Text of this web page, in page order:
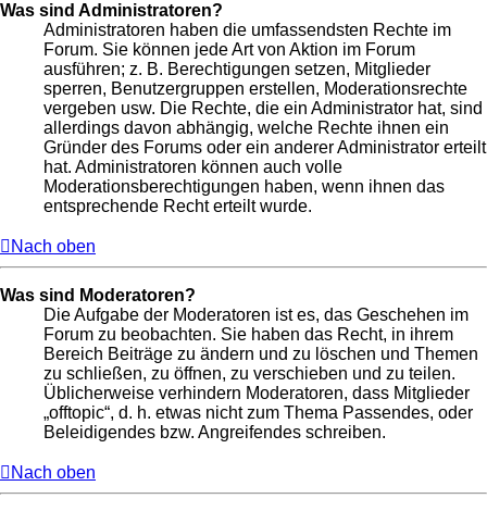
Was sind Administratoren?
Administratoren haben die umfassendsten Rechte im
Forum. Sie können jede Art von Aktion im Forum
ausführen; z. B. Berechtigungen setzen, Mitglieder
sperren, Benutzergruppen erstellen, Moderationsrechte
vergeben usw. Die Rechte, die ein Administrator hat, sind
allerdings davon abhängig, welche Rechte ihnen ein
Gründer des Forums oder ein anderer Administrator erteilt
hat. Administratoren können auch volle
Moderationsberechtigungen haben, wenn ihnen das
entsprechende Recht erteilt wurde.
Nach oben
Was sind Moderatoren?
Die Aufgabe der Moderatoren ist es, das Geschehen im
Forum zu beobachten. Sie haben das Recht, in ihrem
Bereich Beiträge zu ändern und zu löschen und Themen
zu schließen, zu öffnen, zu verschieben und zu teilen.
Üblicherweise verhindern Moderatoren, dass Mitglieder
„offtopic“, d. h. etwas nicht zum Thema Passendes, oder
Beleidigendes bzw. Angreifendes schreiben.
Nach oben